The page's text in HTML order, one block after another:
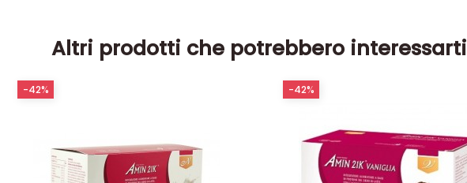
Altri prodotti che potrebbero interessarti
-42% -42%